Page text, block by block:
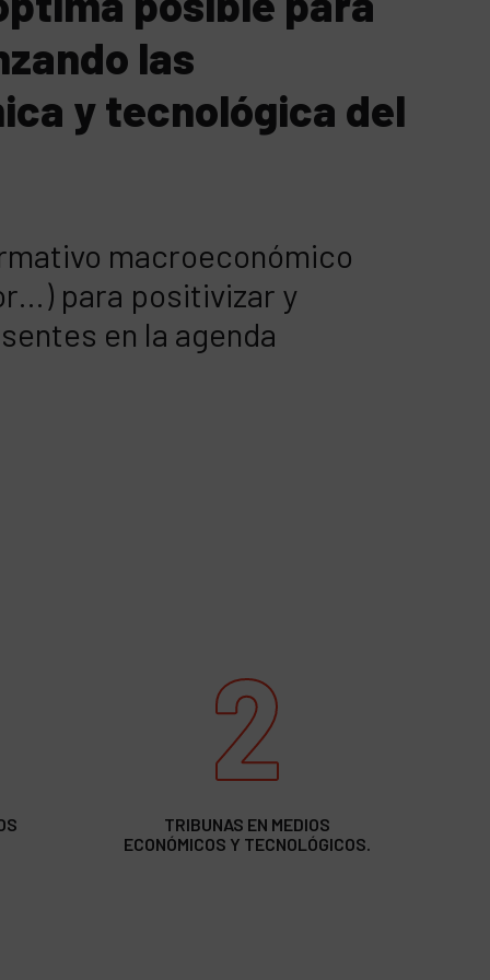
las
y tecnológica del
macroeconómico
para positivizar y
en la agenda
2
TRIBUNAS EN MEDIOS
ECONÓMICOS Y TECNOLÓGICOS.